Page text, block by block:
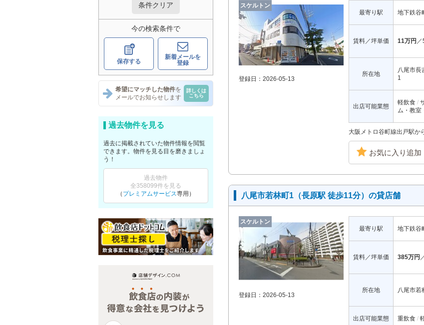
条件クリア
今の検索条件で
保存する
新着メールを
登録
希望にマッチした物件を
メールでお知らせします
詳しくは
こちら
過去物件を見る
過去に掲載されていた物件情報を閲覧
できます。物件を見る目を磨きましょ
う！
過去物件
全358099件を見る
（ プレミアムサービス専用）
スケルトン
登録日：2026-05-13
最寄り駅 地下鉄谷
賃料／坪単価 11万円
所在地
八尾市長
1
出店可能業態
軽飲食
ム・教室
大阪メトロ谷町線出戸駅か
お気に入り追加
八尾市若林町1（長原駅 徒歩11分）の貸店舗
スケルトン
登録日：2026-05-13
最寄り駅 地下鉄谷
賃料／坪単価 385万円
所在地 八尾市若
出店可能業態 重飲食